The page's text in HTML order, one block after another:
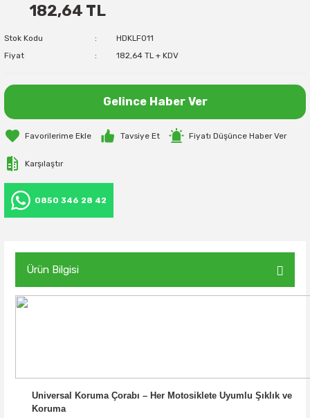
182,64 TL
Stok Kodu
HDKLF011
Fiyat
182,64 TL + KDV
Gelince Haber Ver
Tavsiye Et Fiyatı Düşünce Haber Ver
Karşılaştır
0850 346 28 42
Ürün Bilgisi
Universal Koruma Çorabı – Her Motosiklete Uyumlu Şıklık ve
Koruma